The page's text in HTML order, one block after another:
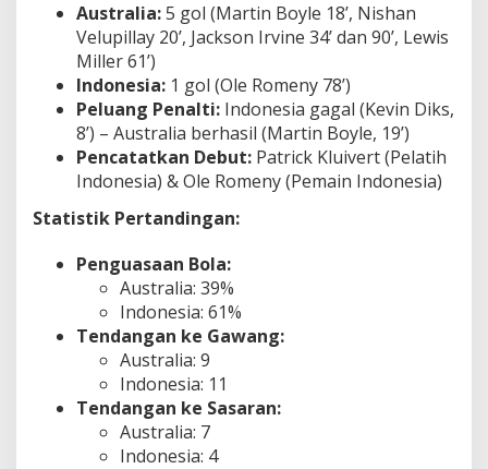
Australia:5 gol (Martin Boyle 18’, Nishan
Velupillay 20’, Jackson Irvine 34’ dan 90’, Lewis
Miller 61’)
Indonesia: 1 gol (Ole Romeny 78’)
Peluang Penalti: Indonesia gagal (Kevin Diks,
8’) – Australia berhasil (Martin Boyle, 19’)
Pencatatkan Debut: Patrick Kluivert (Pelatih
Indonesia) & Ole Romeny (Pemain Indonesia)
Statistik Pertandingan:
Penguasaan Bola:
Australia: 39%
Indonesia: 61%
Tendangan ke Gawang:
Australia: 9
Indonesia: 11
Tendangan ke Sasaran:
Australia: 7
Indonesia: 4